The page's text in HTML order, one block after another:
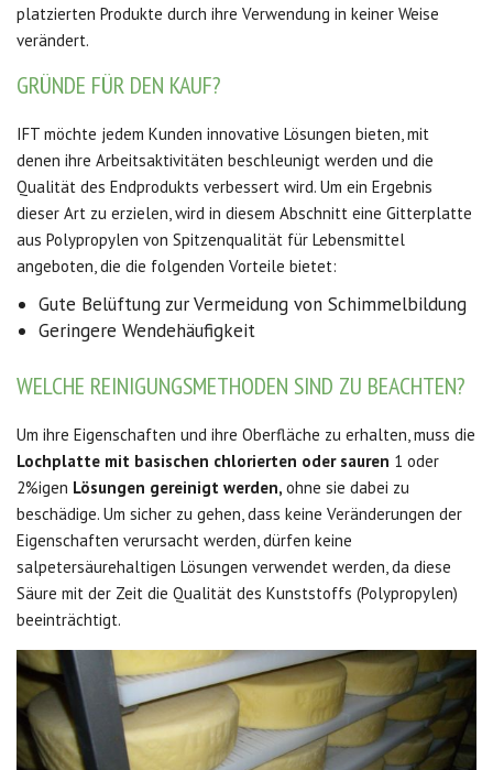
platzierten Produkte durch ihre Verwendung in keiner Weise
verändert.
GRÜNDE FÜR DEN KAUF?
IFT möchte jedem Kunden innovative Lösungen bieten, mit
denen ihre Arbeitsaktivitäten beschleunigt werden und die
Qualität des Endprodukts verbessert wird. Um ein Ergebnis
dieser Art zu erzielen, wird in diesem Abschnitt eine Gitterplatte
aus Polypropylen von Spitzenqualität für Lebensmittel
angeboten, die die folgenden Vorteile bietet:
Gute Belüftung zur Vermeidung von Schimmelbildung
Geringere Wendehäufigkeit
WELCHE REINIGUNGSMETHODEN SIND ZU BEACHTEN?
Um ihre Eigenschaften und ihre Oberfläche zu erhalten, muss die
Lochplatte mit basischen chlorierten oder sauren 1 oder
2%igen Lösungen gereinigt werden, ohne sie dabei zu
beschädige. Um sicher zu gehen, dass keine Veränderungen der
Eigenschaften verursacht werden, dürfen keine
salpetersäurehaltigen Lösungen verwendet werden, da diese
Säure mit der Zeit die Qualität des Kunststoffs (Polypropylen)
beeinträchtigt.